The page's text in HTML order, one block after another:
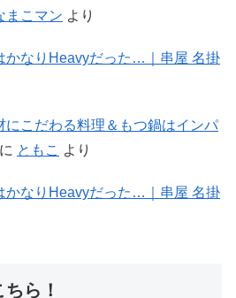
まこマン より
かなりHeavyだった…｜串屋 名掛
にこだわる料理＆もつ鍋はインパ
に ともこ より
かなりHeavyだった…｜串屋 名掛
ら！